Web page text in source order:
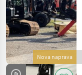
Nova naprava